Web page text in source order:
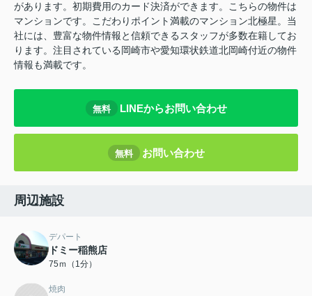
があります。初期費用のカード決済ができます。こちらの物件は
マンションです。こだわりポイント満載のマンション北極星。当
社には、豊富な物件情報と信頼できるスタッフが多数在籍してお
ります。注目されている岡崎市や愛知環状鉄道北岡崎付近の物件
情報も満載です。
無料 LINEからお問い合わせ
無料 お問い合わせ
周辺施設
デパート
ドミー稲熊店
75ｍ（1分）
焼肉